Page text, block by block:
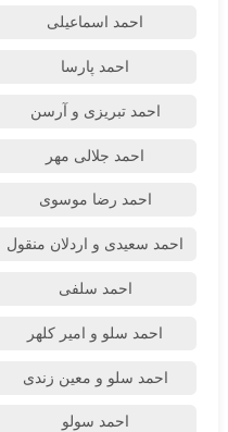
احمد اسماعیلی
احمد پارسا
احمد تبریزی و آرسن
احمد جلالی مهر
احمد رضا موسوی
احمد سعیدی و اردلان منقول
احمد سلفی
احمد سلو و امیر کلهر
احمد سلو و معین زندی
احمد سولو